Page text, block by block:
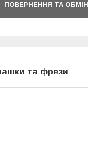
ПОВЕРНЕННЯ ТА ОБМІН
та фрези